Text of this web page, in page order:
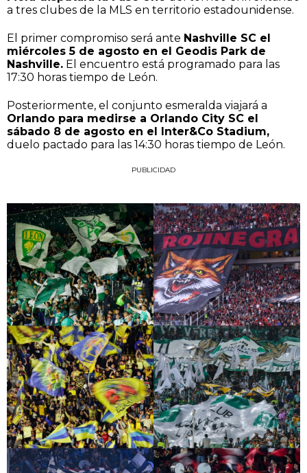
a tres clubes de la MLS en territorio estadounidense.
El primer compromiso será ante Nashville SC el
miércoles 5 de agosto en el Geodis Park de
Nashville. El encuentro está programado para las
17:30 horas tiempo de León.
Posteriormente, el conjunto esmeralda viajará a
Orlando para medirse a Orlando City SC el
sábado 8 de agosto en el Inter&Co Stadium,
duelo pactado para las 14:30 horas tiempo de León.
PUBLICIDAD